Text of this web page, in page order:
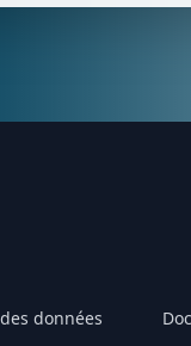
données